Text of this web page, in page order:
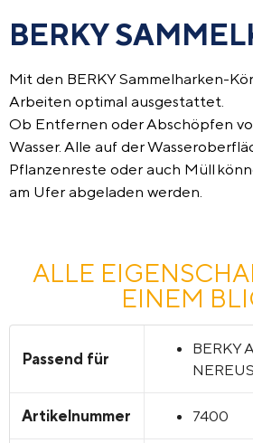
BERKY
Mit den BERKY Sammelharken-
Arbeiten optimal ausgestattet.
Ob Entfernen oder Abschöpfen
Wasser. Alle auf der
Pflanzenreste oder auch Müll
am Ufer abgeladen werden.
ALLE
EINEM
Passend für
BERKY
Artikelnummer 7400